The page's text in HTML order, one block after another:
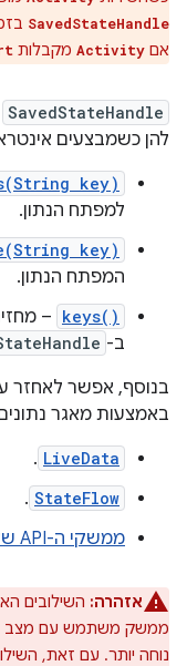
SavedStateHandle
אם Activity מקבלות
SavedStateHandle
להן כשמבצעים
key)
למפתח הנתון.
key)
המפתח הנתון.
keys()
–
ב-
בנוסף, אפשר לאחזר
באמצעות מאגר
LiveData
.
StateFlow
.
ממשקי ה-API של מצב ב-Compose
אזהרה: השילובים
ממשק משתמש עם מצב
נוחה יותר. עם זאת,